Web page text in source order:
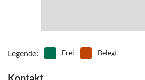
Legende: Frei Belegt
Kontakt